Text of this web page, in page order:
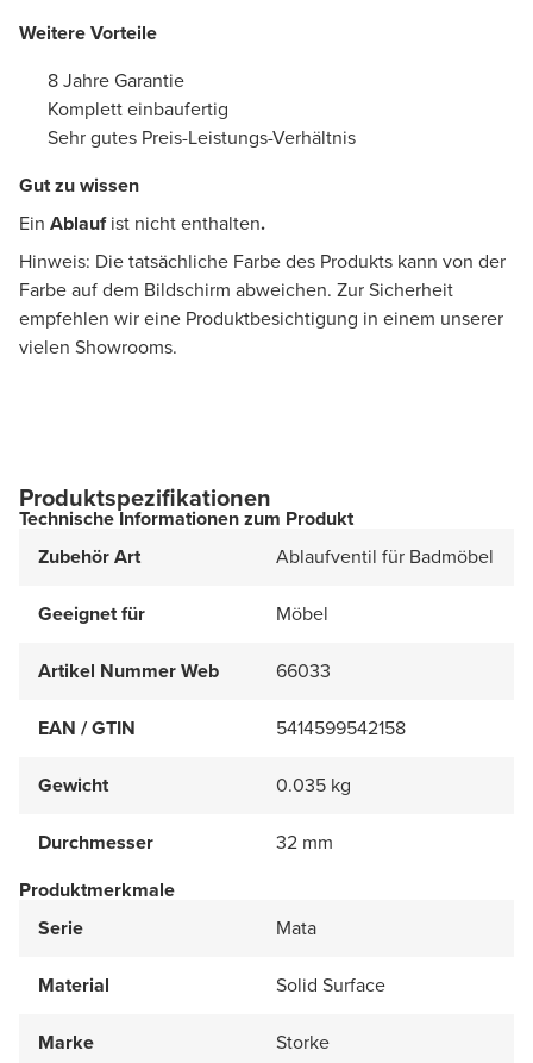
Weitere Vorteile
8 Jahre Garantie
Komplett einbaufertig
Sehr gutes Preis-Leistungs-Verhältnis
Gut zu wissen
Ein Ablaufist nicht enthalten.
Hinweis: Die tatsächliche Farbe des Produkts kann von der
Farbe auf dem Bildschirm abweichen. Zur Sicherheit
empfehlen wir eine Produktbesichtigung in einem unserer
vielen Showrooms.
Produktspezifikationen
Technische Informationen zum Produkt
Zubehör Art
Ablaufventil für Badmöbel
Geeignet für Möbel
Artikel Nummer Web 66033
EAN / GTIN 5414599542158
Gewicht 0.035 kg
Durchmesser
32 mm
Produktmerkmale
Serie
Mata
Material Solid Surface
Marke Storke